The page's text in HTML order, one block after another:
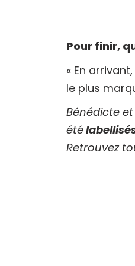
Pour finir,
« En
le plus
Bénédicte
été
Retrouvez